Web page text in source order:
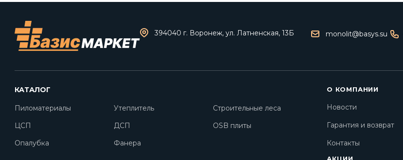
394040 г. Воронеж, ул. Латненская, 13Б monolit@basys.su
КАТАЛОГ
Пиломатериалы Утеплитель
Строительные леса
ЦСП
ДСП
OSB плиты
Опалубка
Фанера
О КОМПАНИИ
Новости
Гарантия и возврат
Контакты